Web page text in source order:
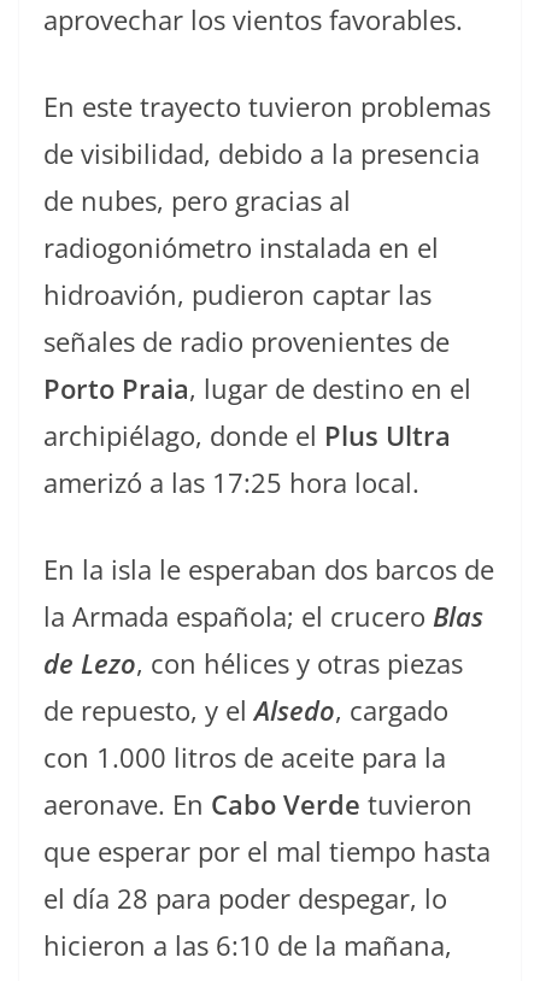
aprovechar los vientos favorables.
En este trayecto tuvieron problemas
de visibilidad, debido a la presencia
de nubes, pero gracias al
radiogoniómetro instalada en el
hidroavión, pudieron captar las
señales de radio provenientes de
Porto Praia, lugar de destino en el
archipiélago, donde el Plus Ultra
amerizó a las 17:25 hora local.
En la isla le esperaban dos barcos de
la Armada española; el crucero Blas
de Lezo, con hélices y otras piezas
de repuesto, y elAlsedo, cargado
con 1.000 litros de aceite para la
aeronave. En Cabo Verde tuvieron
que esperar por el mal tiempo hasta
el día 28 para poder despegar, lo
hicieron a las 6:10 de la mañana,